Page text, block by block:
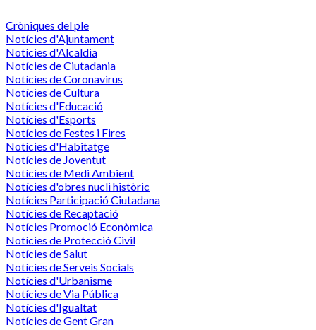
Cròniques del ple
Notícies d'Ajuntament
Notícies d'Alcaldia
Notícies de Ciutadania
Notícies de Coronavirus
Notícies de Cultura
Notícies d'Educació
Notícies d'Esports
Notícies de Festes i Fires
Notícies d'Habitatge
Notícies de Joventut
Notícies de Medi Ambient
Notícies d'obres nucli històric
Notícies Participació Ciutadana
Notícies de Recaptació
Notícies Promoció Econòmica
Notícies de Protecció Civil
Notícies de Salut
Notícies de Serveis Socials
Notícies d'Urbanisme
Notícies de Via Pública
Notícies d'Igualtat
Notícies de Gent Gran